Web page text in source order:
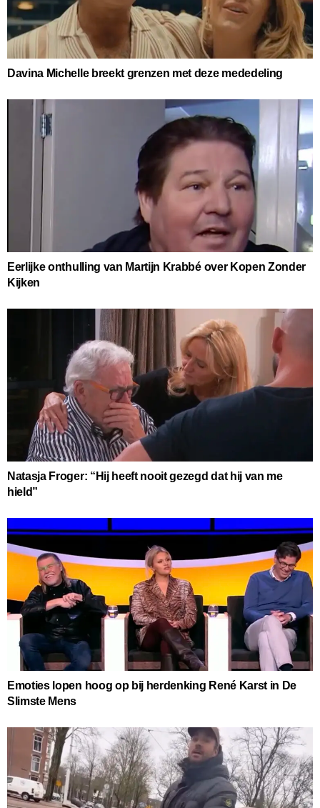
Davina Michelle breekt grenzen met deze mededeling
Eerlijke onthulling van Martijn Krabbé over Kopen Zonder
Kijken
Natasja Froger: “Hij heeft nooit gezegd dat hij van me
hield”
Emoties lopen hoog op bij herdenking René Karst in De
Slimste Mens